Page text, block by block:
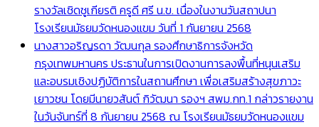
รางวัลเชิดชูเกียรติ ครูดี ศรี น.ข. เนื่องในงานวันสถาปนา
โรงเรียนมัธยมวัดหนองแขม วันที่ 1 กันยายน 2568
นางสาวอริญรดา วัฒนกุล รองศึกษาธิการจังหวัด
กรุงเทพมหานคร ประธานในการเปิดงานการลงพื้นที่หนุนเสริม
และอบรมเชิงปฏิบัติการในสถานศึกษา เพื่อเสริมสร้างสุขภาวะ
เยาวชน โดยมีนายวสันต์ กิวัฒนา รองฯ สพม.กท.1 กล่าวรายงาน
ในวันจันทร์ที่ 8 กันยายน 2568 ณ โรงเรียนมัธยมวัดหนองแขม